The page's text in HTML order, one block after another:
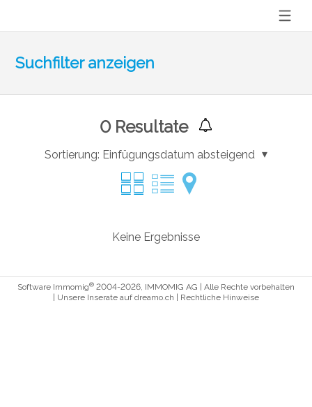
Suchfilter anzeigen
0Resultate
Sortierung: Einfügungsdatum absteigend
Keine Ergebnisse
Software Immomig® 2004-2026, IMMOMIG AG | Alle Rechte vorbehalten
| Unsere Inserate auf dreamo.ch Rechtliche Hinweise